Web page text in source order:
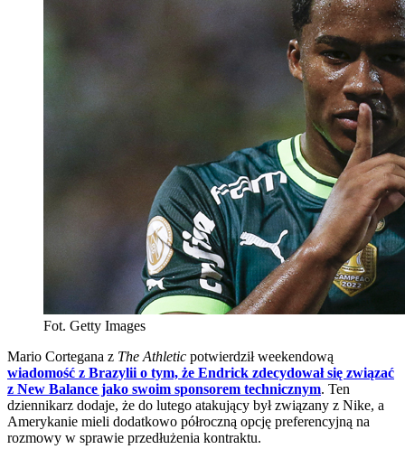
Fot. Getty Images
Mario Cortegana z The Athletic potwierdził weekendową
wiadomość z Brazylii o tym, że Endrick zdecydował się związać
z New Balance jako swoim sponsorem technicznym. Ten
dziennikarz dodaje, że do lutego atakujący był związany z Nike, a
Amerykanie mieli dodatkowo półroczną opcję preferencyjną na
rozmowy w sprawie przedłużenia kontraktu.